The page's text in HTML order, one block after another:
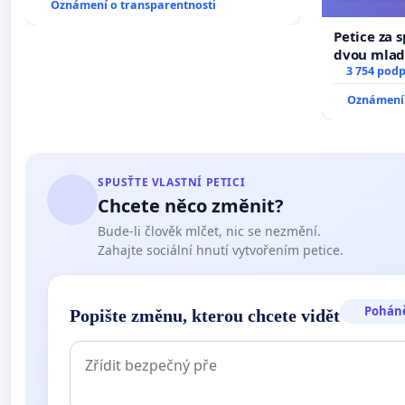
Oznámení o transparentnosti
Petice za
dvou
dali
umírání
3 754
SPUSŤTE VLASTNÍ PETICI
Chcete něco změnit?
Bude-li člověk mlčet, nic se nezmění.
Zahajte sociální hnutí vytvořením petice.
Popište změnu, kterou chcete vidět